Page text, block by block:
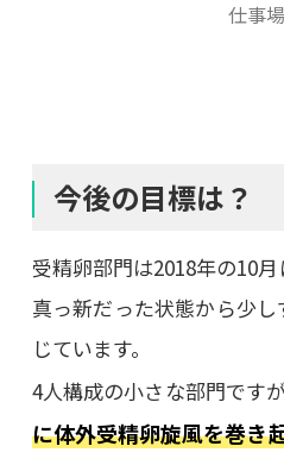
仕事
今後の目標は？
受精卵部門は2018年の10月
真っ新だった状態から少
じています。
4人構成の小さな部門です
に体外受精卵旋風を巻き